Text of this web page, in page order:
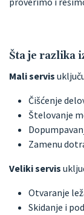
Šta je razlika
Mali servis
Čišćenje
Štelovanje
Zamenu
Veliki servis
Otvaranje
Skidanje i